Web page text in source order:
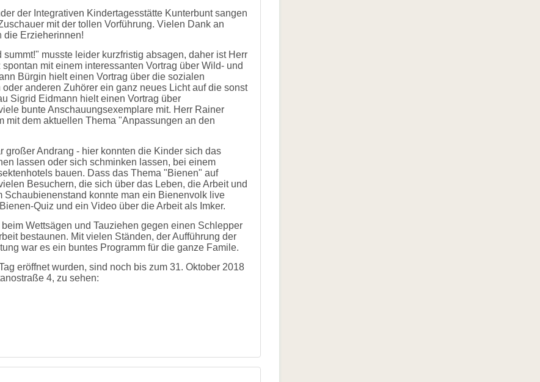
der Integrativen Kindertagesstätte Kunterbunt sangen
mit der tollen Vorführung. Vielen Dank an
die Erzieherinnen!
musste leider kurzfristig absagen, daher ist Herr
mit einem interessanten Vortrag über Wild- und
Bürgin hielt einen Vortrag über die sozialen
anderen Zuhörer ein ganz neues Licht auf die sonst
Sigrid Eidmann hielt einen Vortrag über
bunte Anschauungsexemplare mit. Herr Rainer
mit dem aktuellen Thema "Anpassungen an den
großer Andrang - hier konnten die Kinder sich das
lassen oder sich schminken lassen, bei einem
bauen. Dass das Thema "Bienen" auf
Besuchern, die sich über das Leben, die Arbeit und
Schaubienenstand konnte man ein Bienenvolk live
Quiz und ein Video über die Arbeit als Imker.
Wettsägen und Tauziehen gegen einen Schlepper
bestaunen. Mit vielen Ständen, der Aufführung der
war es ein buntes Programm für die ganze Famile.
eröffnet wurden, sind noch bis zum 31. Oktober 2018
4, zu sehen: